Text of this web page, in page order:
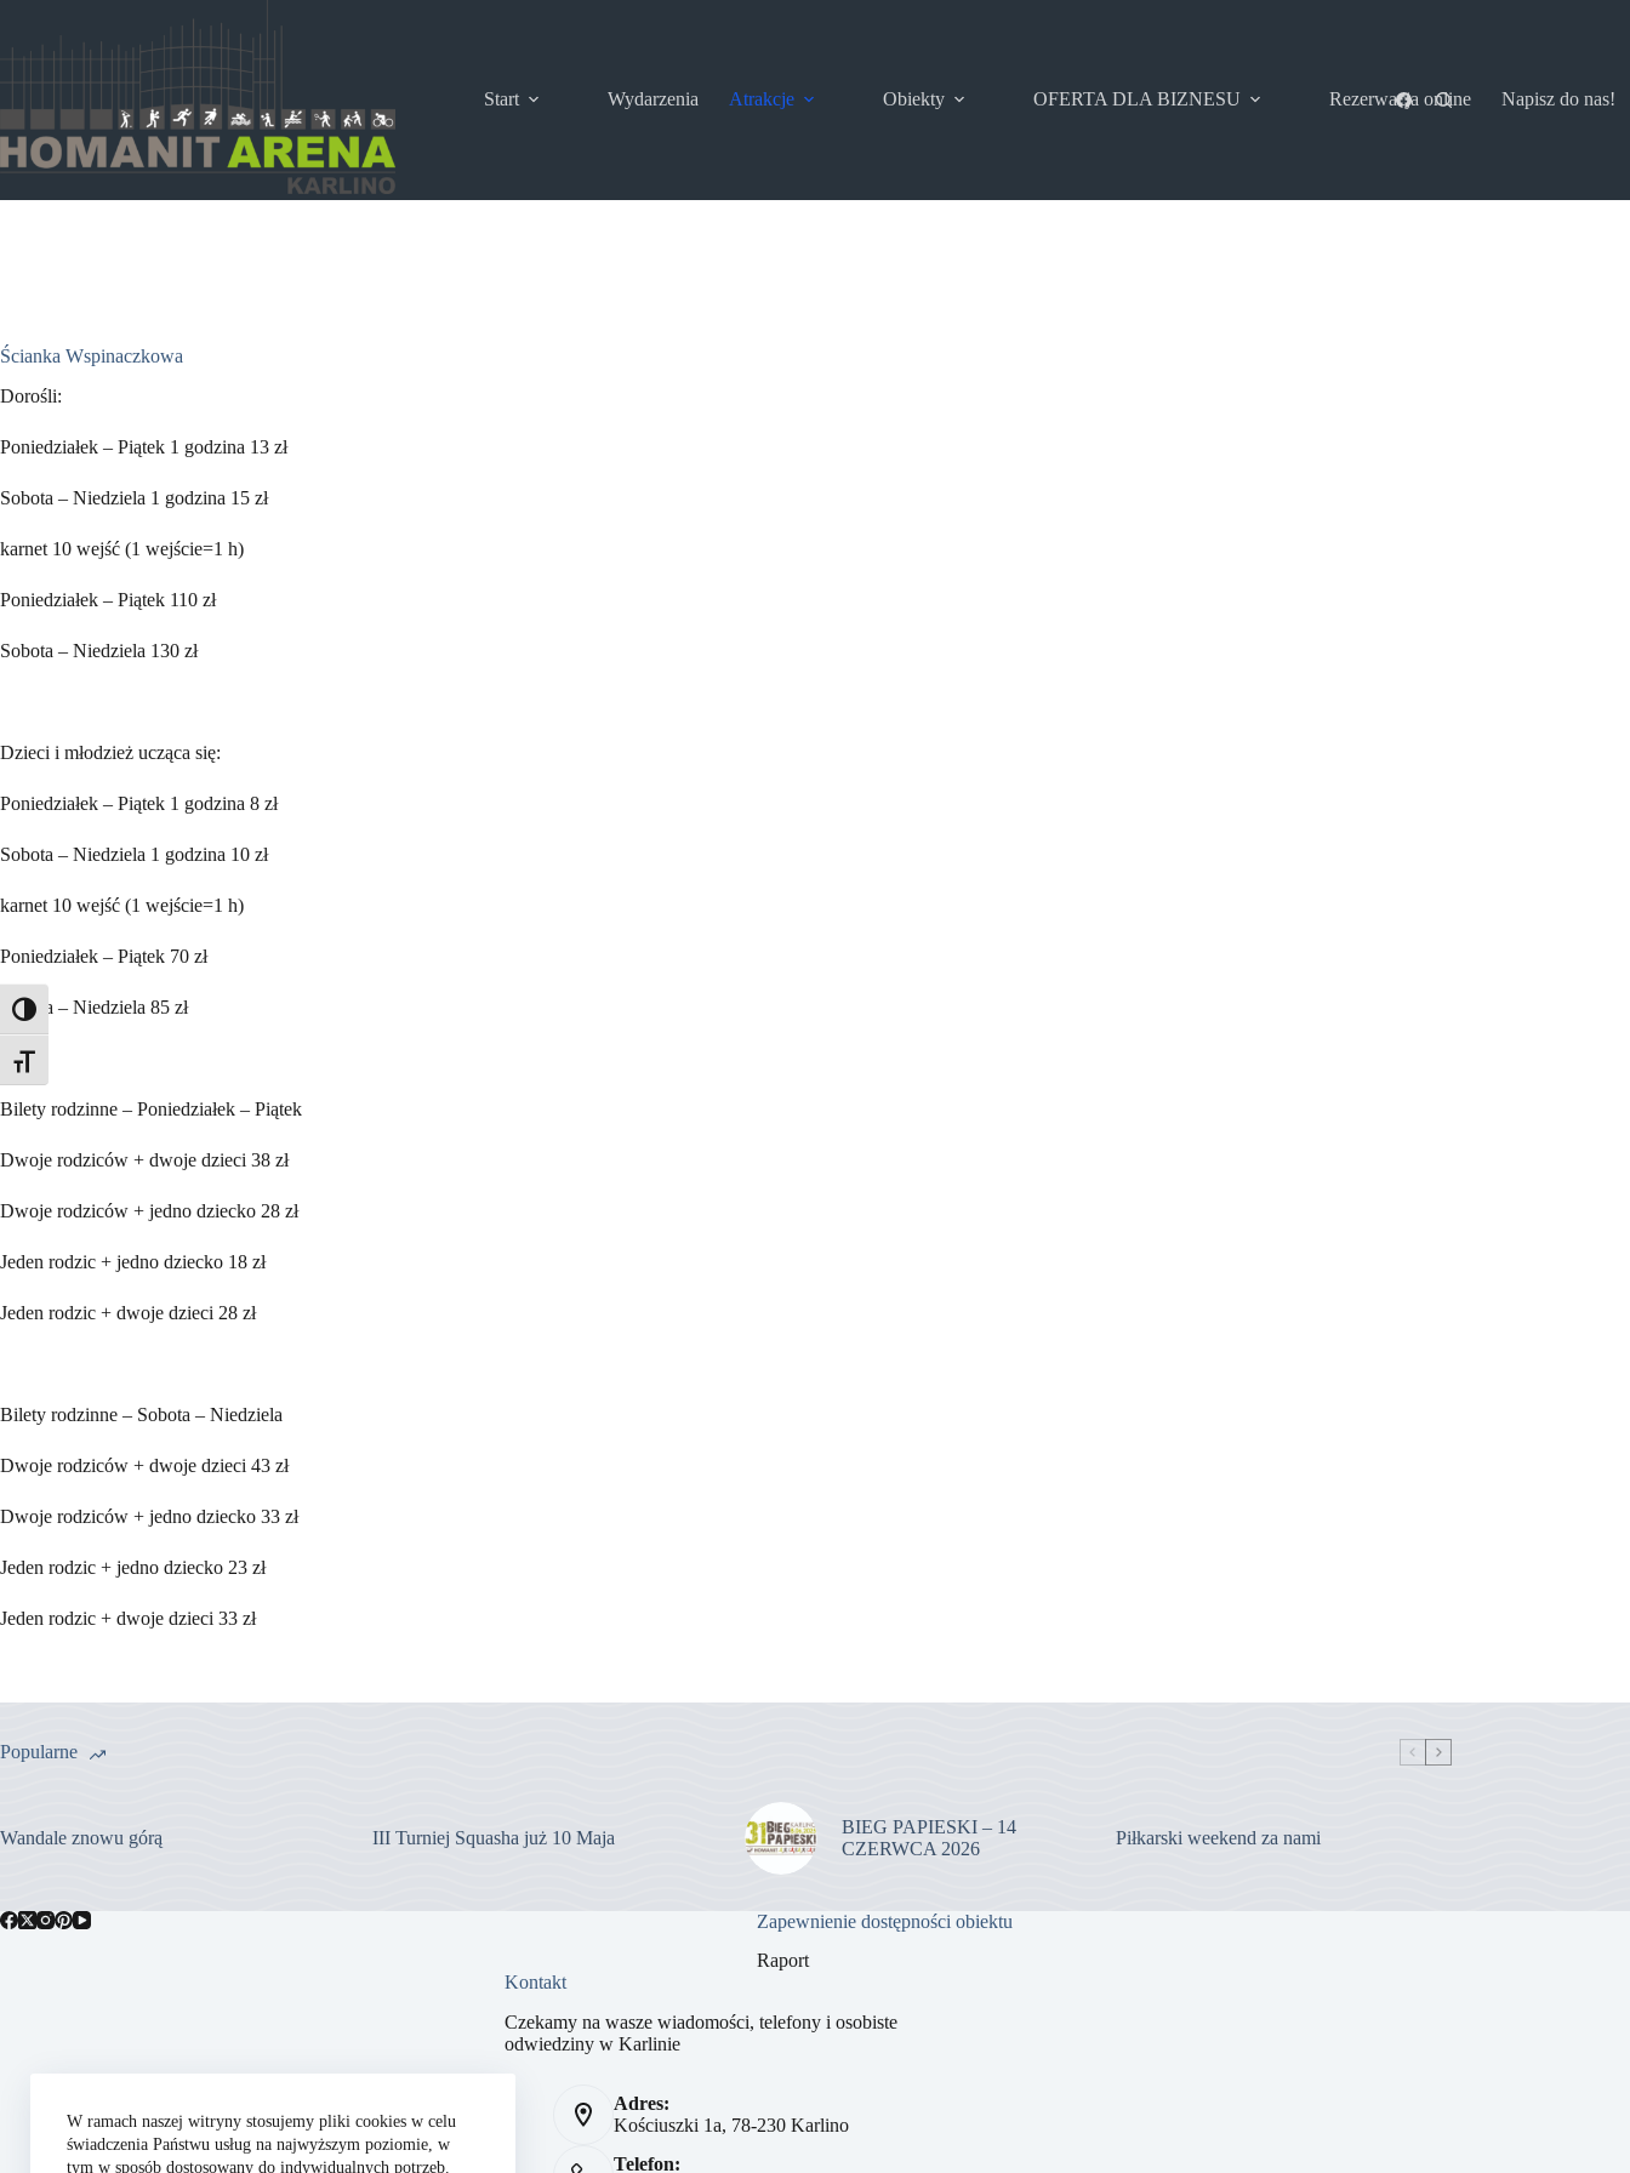
Toggle High Contrast
Toggle Font size
treści
W ramach naszej witryny stosujemy pliki cookies w celu
świadczenia Państwu usług na najwyższym poziomie, w
tym w sposób dostosowany do indywidualnych potrzeb.
Start Wydarzenia Atrakcje Obiekty OFERTA DLA BIZNESU Rezerwacja online Napisz do nas!
Ścianka Wspinaczkowa
Dorośli:
Poniedziałek – Piątek 1 godzina 13 zł
Sobota – Niedziela 1 godzina 15 zł
karnet 10 wejść (1 wejście=1 h)
Poniedziałek – Piątek 110 zł
Sobota – Niedziela 130 zł
Dzieci i młodzież ucząca się:
Poniedziałek – Piątek 1 godzina 8 zł
Sobota – Niedziela 1 godzina 10 zł
karnet 10 wejść (1 wejście=1 h)
Poniedziałek – Piątek 70 zł
Sobota – Niedziela 85 zł
Bilety rodzinne – Poniedziałek – Piątek
Dwoje rodziców + dwoje dzieci 38 zł
Dwoje rodziców + jedno dziecko 28 zł
Jeden rodzic + jedno dziecko 18 zł
Jeden rodzic + dwoje dzieci 28 zł
Bilety rodzinne – Sobota – Niedziela
Dwoje rodziców + dwoje dzieci 43 zł
Dwoje rodziców + jedno dziecko 33 zł
Jeden rodzic + jedno dziecko 23 zł
Jeden rodzic + dwoje dzieci 33 zł
Popularne
Wandale znowu górą III Turniej Squasha już 10 Maja
BIEG PAPIESKI – 14
CZERWCA 2026
Piłkarski weekend za nami
Zapewnienie dostępności obiektu
Raport
Kontakt
Czekamy na wasze wiadomości, telefony i osobiste
odwiedziny w Karlinie
Adres:
Kościuszki 1a, 78-230 Karlino
Telefon: